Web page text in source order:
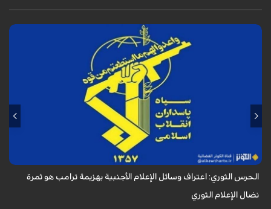
أكد الحرس الثوري في بيان له بمناسبة يوم الصحفي، وذكرى استشهاد الصحفي
محمود صارمي، أن اعتراف وسائل الإعلام الأجنبية بهزيمة ترامب هو ثمرة نضال
الحرس الثوري: اعتراف وسائل الإعلام الأجنبية بهزيمة ترامب هو ثمرة
نضال الإعلام الثوري